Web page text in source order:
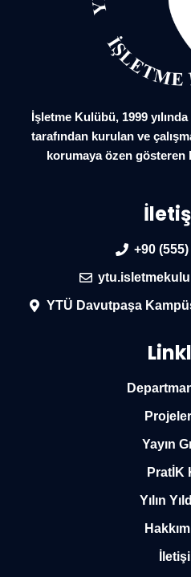
İşletme Kulübü, 1999
tarafından kurulan ve
korumaya özen
+90
YTÜ Davutpaşa
Yayın
PratİK
Yılın